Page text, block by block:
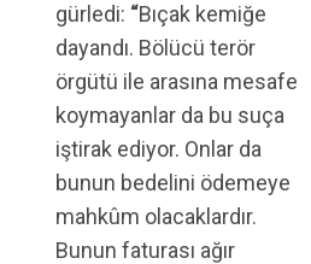
gürledi: “Bıçak kemiğe
dayandı. Bölücü terör
örgütü ile arasına mesafe
koymayanlar da bu suça
iştirak ediyor. Onlar da
bunun bedelini ödemeye
mahkûm olacaklardır.
Bunun faturası ağır